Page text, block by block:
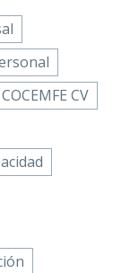
COCEMFE CV